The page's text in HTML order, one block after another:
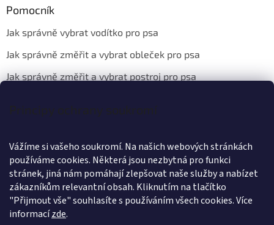
Principy ochrany soukromí
Vážíme si vašeho soukromí. Na našich webových stránkách
používáme cookies. Některá jsou nezbytná pro funkci
stránek, jiná nám pomáhají zlepšovat naše služby a nabízet
zákazníkům relevantní obsah. Kliknutím na tlačítko
"Přijmout vše" souhlasíte s používáním všech cookies.Více
informacízde.
Pomocník
Jak správně vybrat vodítko pro psa
Jak správně změřit a vybrat obleček pro psa
Jak správně změřit a vybrat postroj pro psa
Kontakt
info@wanteddog.cz
Wanted Dog
wanteddogcz